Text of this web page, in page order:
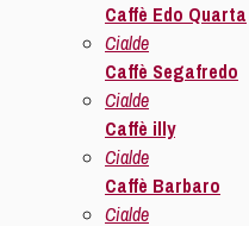
Caffè Edo Quarta
Cialde
Caffè Segafredo
Cialde
Caffè illy
Cialde
Caffè Barbaro
Cialde